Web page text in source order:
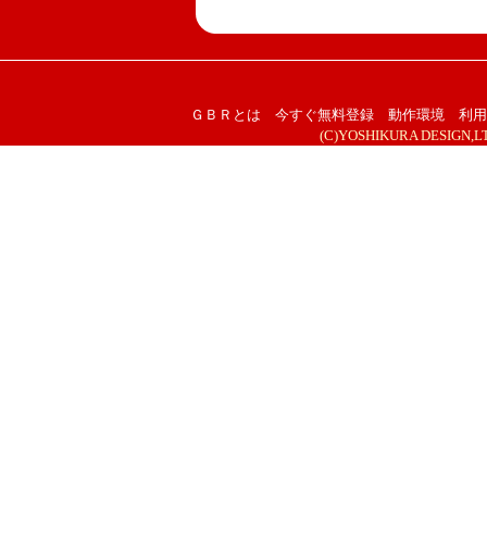
ＧＢＲとは 今すぐ無料登録 動作環境
利
(C)YOSHIKURA